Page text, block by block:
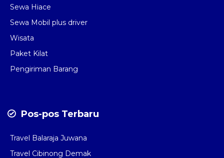
Sewa Hiace
Sewa Mobil plus driver
Wisata
Paket Kilat
Pengiriman Barang
Pos-pos Terbaru
Travel Balaraja Juwana
Travel Cibinong Demak